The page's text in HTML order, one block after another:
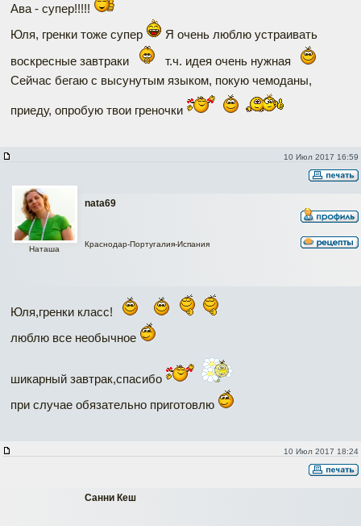
Ава - супер!!!!!
Юля, гренки тоже супер
Я очень люблю устраивать
воскресные завтраки
т.ч. идея очень нужная
Сейчас бегаю с высунутым языком, покую чемоданы,
приеду, опробую твои греночки
10 Июл 2017 16:59
nata69
Наташа
Краснодар-Португалия-Испания
Юля,гренки класс!
люблю все необычное
шикарный завтрак,спасибо
при случае обязательно приготовлю
10 Июл 2017 18:24
Санни Кеш